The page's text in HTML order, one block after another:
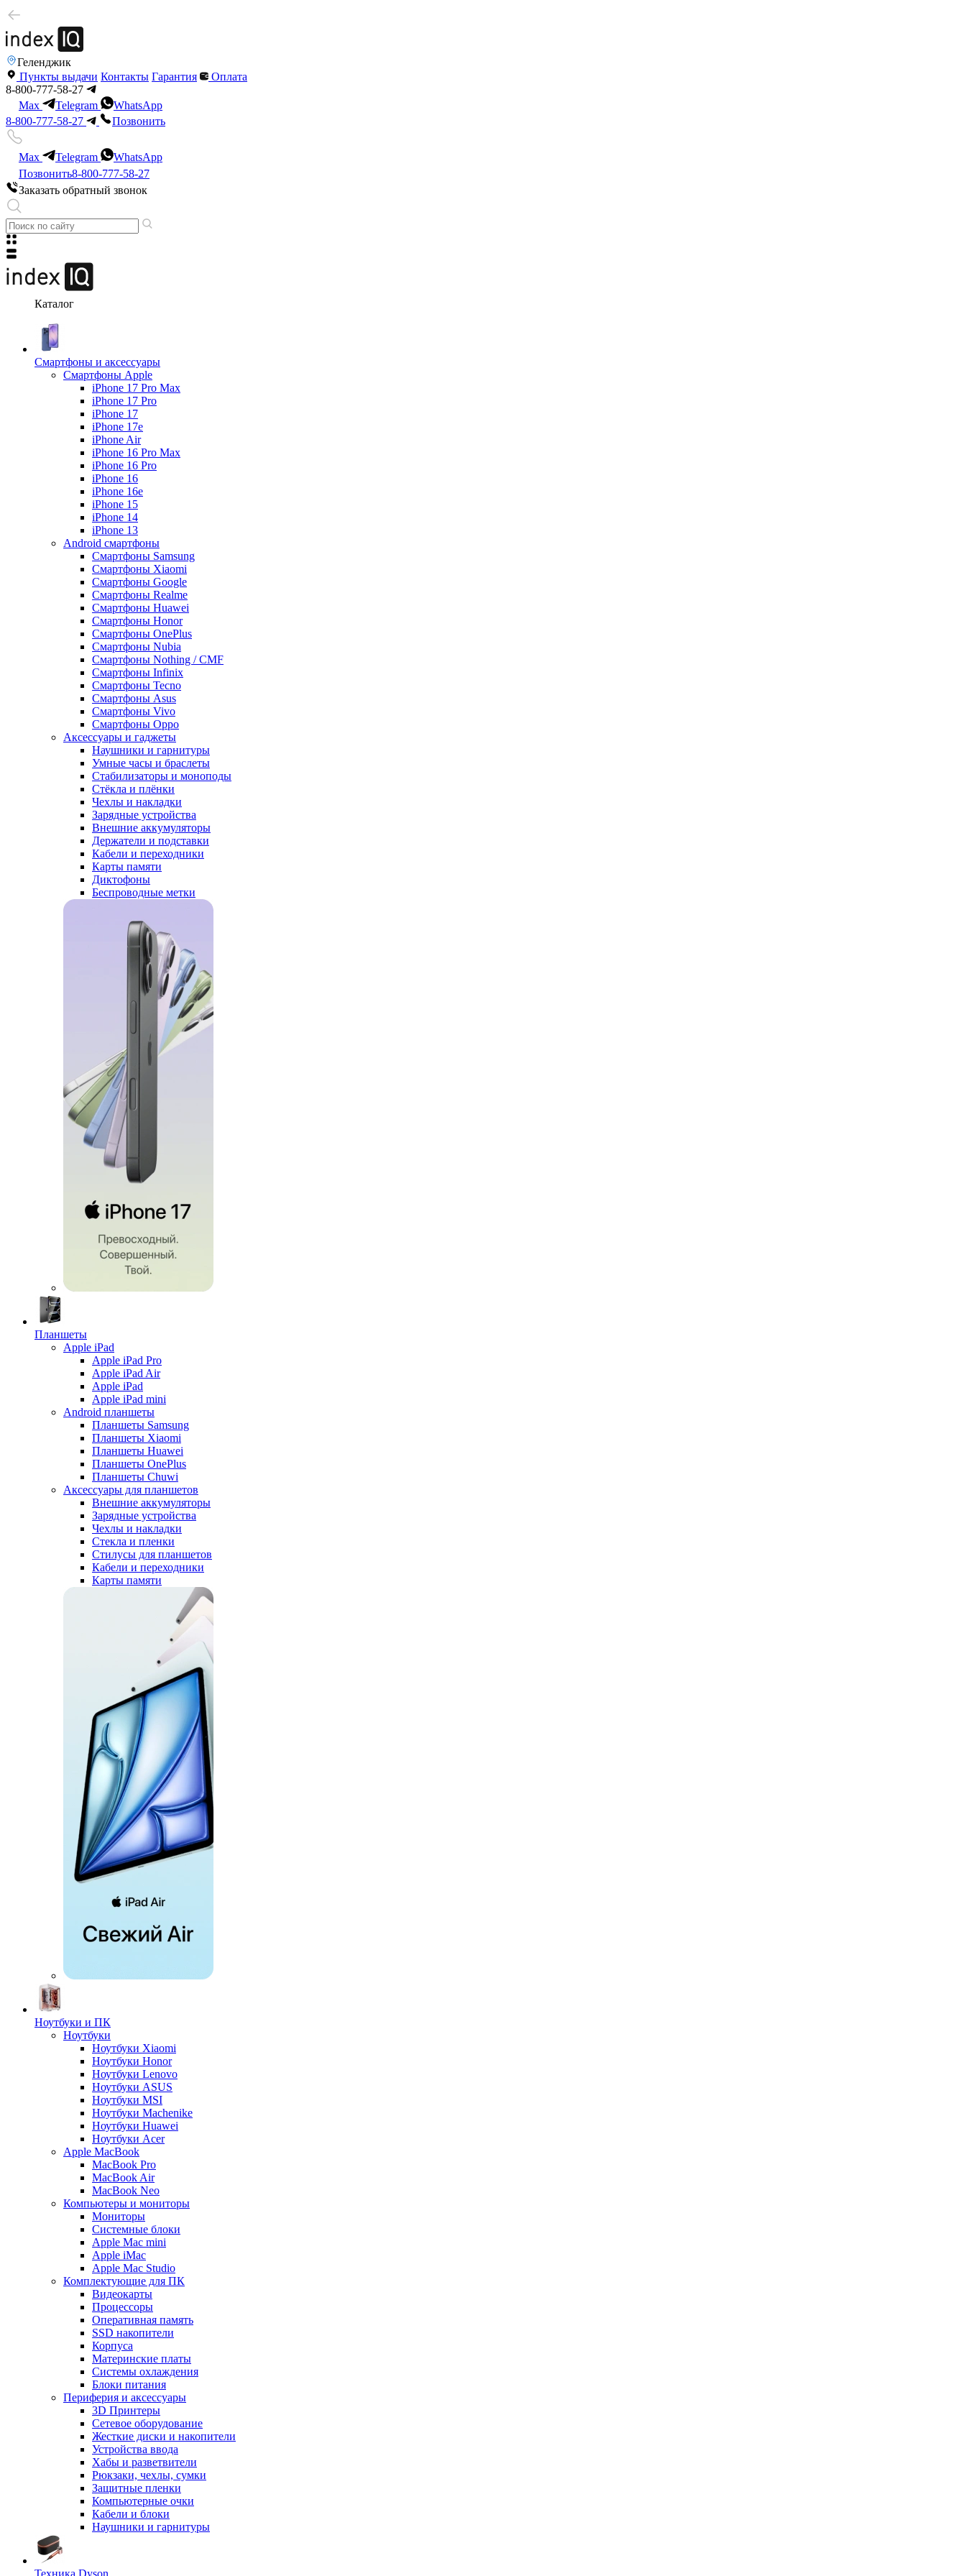
Геленджик
Пункты выдачи Контакты Гарантия
Оплата
8-800-777-58-27
Max
Telegram
WhatsApp
8-800-777-58-27
Позвонить
Max Telegram
WhatsApp
Позвонить8-800-777-58-27
Заказать обратный звонок
Каталог
Смартфоны и аксессуары
Смартфоны Apple
iPhone 17 Pro Max
iPhone 17 Pro
iPhone 17
iPhone 17e
iPhone Air
iPhone 16 Pro Max
iPhone 16 Pro
iPhone 16
iPhone 16e
iPhone 15
iPhone 14
iPhone 13
Android cмартфоны
Смартфоны Samsung
Смартфоны Xiaomi
Смартфоны Google
Смартфоны Realme
Смартфоны Huawei
Смартфоны Honor
Смартфоны OnePlus
Смартфоны Nubia
Смартфоны Nothing / CMF
Смартфоны Infinix
Смартфоны Tecno
Смартфоны Asus
Смартфоны Vivo
Смартфоны Oppo
Аксессуары и гаджеты
Наушники и гарнитуры
Умные часы и браслеты
Стабилизаторы и моноподы
Стёкла и плёнки
Чехлы и накладки
Зарядные устройства
Внешние аккумуляторы
Держатели и подставки
Кабели и переходники
Карты памяти
Диктофоны
Беспроводные метки
Планшеты
Apple iPad
Apple iPad Pro
Apple iPad Air
Apple iPad
Apple iPad mini
Android планшеты
Планшеты Samsung
Планшеты Xiaomi
Планшеты Huawei
Планшеты OnePlus
Планшеты Chuwi
Аксессуары для планшетов
Внешние аккумуляторы
Зарядные устройства
Чехлы и накладки
Стекла и пленки
Стилусы для планшетов
Кабели и переходники
Карты памяти
Ноутбуки и ПК
Ноутбуки
Ноутбуки Xiaomi
Ноутбуки Honor
Ноутбуки Lenovo
Ноутбуки ASUS
Ноутбуки MSI
Ноутбуки Machenike
Ноутбуки Huawei
Ноутбуки Acer
Apple MacBook
MacBook Pro
MacBook Air
MacBook Neo
Компьютеры и мониторы
Мониторы
Системные блоки
Apple Mac mini
Apple iMac
Apple Mac Studio
Комплектующие для ПК
Видеокарты
Процессоры
Оперативная память
SSD накопители
Корпуса
Материнские платы
Системы охлаждения
Блоки питания
Периферия и аксессуары
3D Принтеры
Сетевое оборудование
Жесткие диски и накопители
Устройства ввода
Хабы и разветвители
Рюкзаки, чехлы, сумки
Защитные пленки
Компьютерные очки
Кабели и блоки
Наушники и гарнитуры
Техника Dyson